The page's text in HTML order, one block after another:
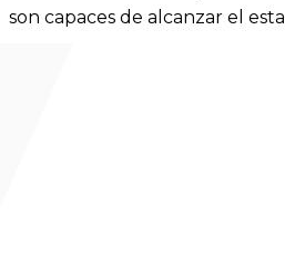
son capaces de alcanzar el